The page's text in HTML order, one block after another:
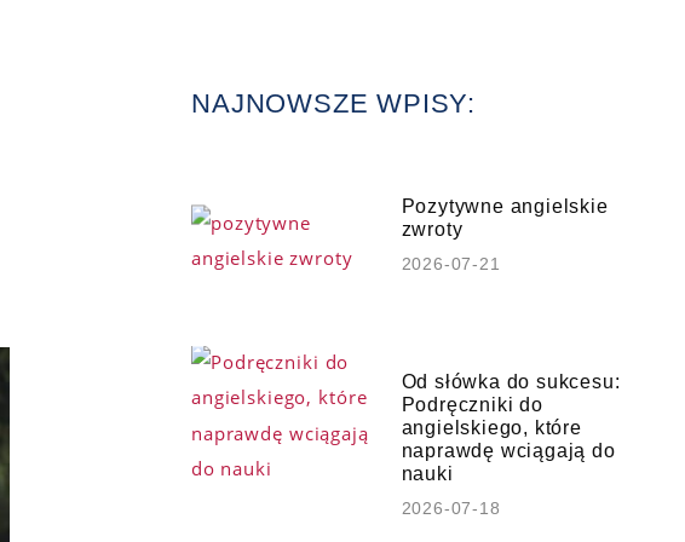
NAJNOWSZE WPISY:
Pozytywne angielskie
zwroty
2026-07-21
Od słówka do sukcesu:
Podręczniki do
angielskiego, które
naprawdę wciągają do
nauki
2026-07-18